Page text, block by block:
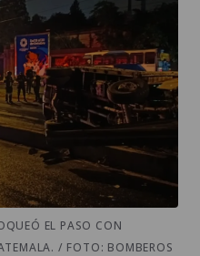
EL PASO CON
/ FOTO: BOMBEROS